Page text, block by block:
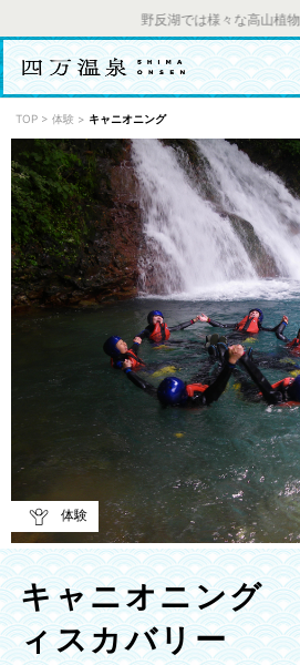
野反湖では様々な高山植物を
温泉 宿
体験 イベント
中之条町その他の
TOP >体験 > キャニオニング
体験
キャニオニング
ィスカバリー